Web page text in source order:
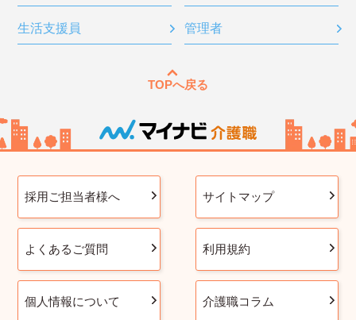
生活支援員 管理者
TOPへ戻る
採用ご担当者様へ サイトマップ
よくあるご質問 利用規約
個人情報について 介護職コラム